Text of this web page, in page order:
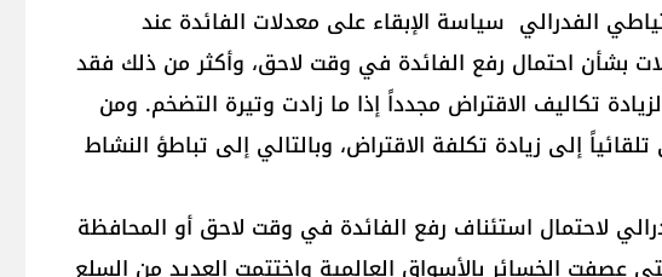
الفدرالي سياسة الإبقاء على معدلات الفائدة عند
بشأن احتمال رفع الفائدة في وقت لاحق، وأكثر من ذلك فقد
تكاليف الاقتراض مجدداً إذا ما زادت وتيرة التضخم. ومن
إلى زيادة تكلفة الاقتراض، وبالتالي إلى تباطؤ النشاط
لاحتمال استئناف رفع الفائدة في وقت لاحق أو المحافظة
عصفت الخسائر بالأسواق العالمية واختتمت العديد من السلع